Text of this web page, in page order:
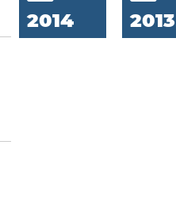
2014 2013